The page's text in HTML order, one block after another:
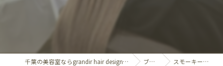
千葉の美容室ならgrandir hair design by germe ブログ スモーキーグレイ